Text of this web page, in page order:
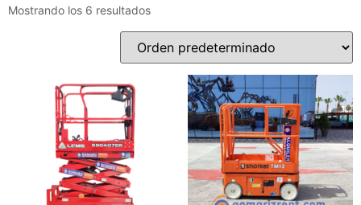
Mostrando los 6 resultados